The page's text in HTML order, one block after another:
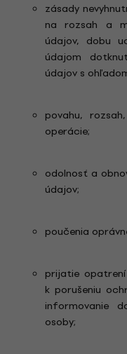
zásady
na rozsah a
údajov, dobu
údajom
údajov s
povahu,
operácie;
odolnosť a
údajov;
poučenia
prijatie
k porušeniu
informovanie
osoby;